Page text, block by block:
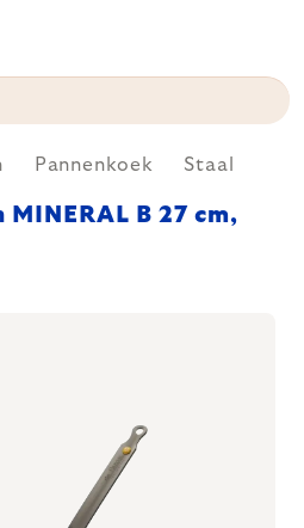
Pannenkoek Staal
B 27 cm,